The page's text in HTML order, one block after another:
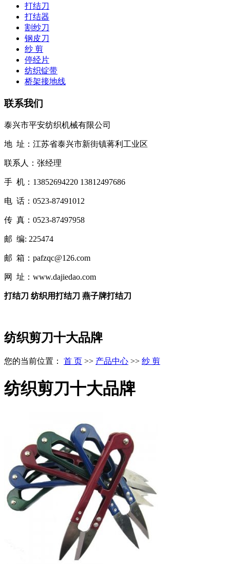
打结刀
打结器
割纱刀
钢皮刀
纱 剪
停经片
纺织锭带
桥架接地线
联系我们
泰兴市平安纺织机械有限公司
地 址：江苏省泰兴市新街镇蒋利工业区
联系人：张经理
手 机：13852694220 13812497686
电 话：0523-87491012
传 真：0523-87497958
邮 编: 225474
邮 箱：pafzqc@126.com
网 址：www.dajiedao.com
打结刀 纺织用打结刀 燕子牌打结刀
纺织剪刀十大品牌
您的当前位置： 首 页 >> 产品中心 >> 纱 剪
纺织剪刀十大品牌